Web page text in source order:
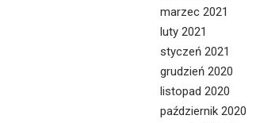
marzec 2021
luty 2021
styczeń 2021
grudzień 2020
listopad 2020
październik 2020